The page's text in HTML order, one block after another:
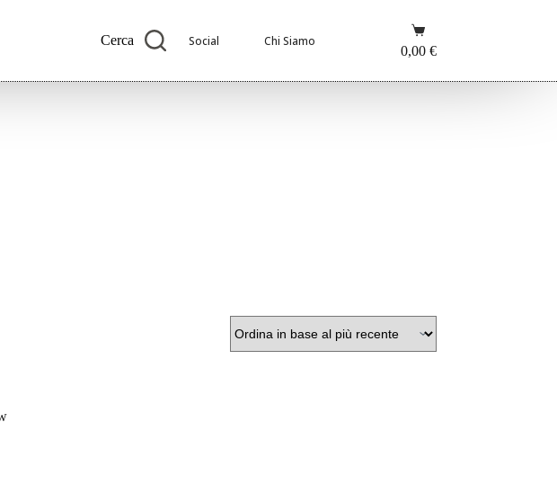
Cerca Social Chi Siamo
Carrello
0,00 €